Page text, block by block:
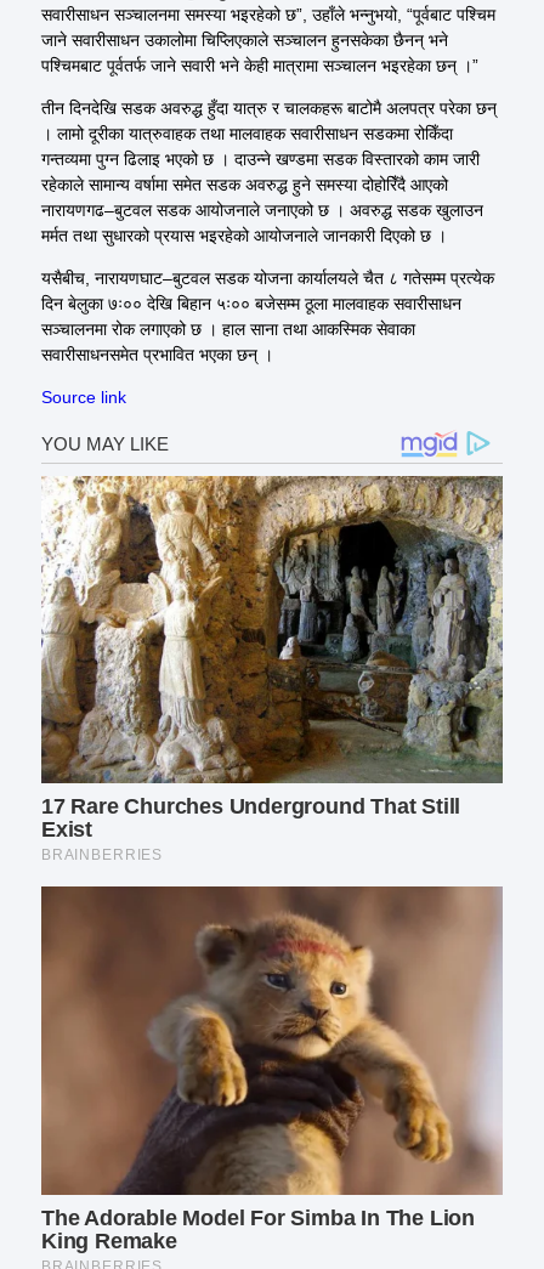
सवारीसाधन सञ्चालनमा समस्या भइरहेको छ”, उहाँले भन्नुभयो, “पूर्वबाट पश्चिम
जाने सवारीसाधन उकालोमा चिप्लिएकाले सञ्चालन हुनसकेका छैनन् भने
पश्चिमबाट पूर्वतर्फ जाने सवारी भने केही मात्रामा सञ्चालन भइरहेका छन् ।”
तीन दिनदेखि सडक अवरुद्ध हुँदा यात्रु र चालकहरू बाटोमै अलपत्र परेका छन्
। लामो दूरीका यात्रुवाहक तथा मालवाहक सवारीसाधन सडकमा रोकिँदा
गन्तव्यमा पुग्न ढिलाइ भएको छ । दाउन्ने खण्डमा सडक विस्तारको काम जारी
रहेकाले सामान्य वर्षामा समेत सडक अवरुद्ध हुने समस्या दोहोरिँदै आएको
नारायणगढ–बुटवल सडक आयोजनाले जनाएको छ । अवरुद्ध सडक खुलाउन
मर्मत तथा सुधारको प्रयास भइरहेको आयोजनाले जानकारी दिएको छ ।
यसैबीच, नारायणघाट–बुटवल सडक योजना कार्यालयले चैत ८ गतेसम्म प्रत्येक
दिन बेलुका ७ः०० देखि बिहान ५ः०० बजेसम्म ठूला मालवाहक सवारीसाधन
सञ्चालनमा रोक लगाएको छ । हाल साना तथा आकस्मिक सेवाका
सवारीसाधनसमेत प्रभावित भएका छन् ।
Source link